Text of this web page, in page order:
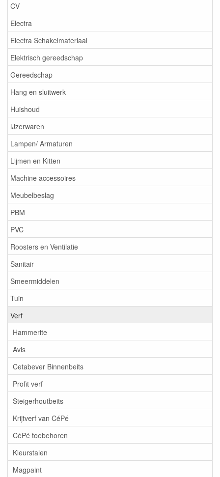
CV
Electra
Electra Schakelmateriaal
Elektrisch gereedschap
Gereedschap
Hang en sluitwerk
Huishoud
IJzerwaren
Lampen/ Armaturen
Lijmen en Kitten
Machine accessoires
Meubelbeslag
PBM
PVC
Roosters en Ventilatie
Sanitair
Smeermiddelen
Tuin
Verf
Hammerite
Avis
Cetabever Binnenbeits
Profit verf
Steigerhoutbeits
Krijtverf van CéPé
CéPé toebehoren
Kleurstalen
Magpaint